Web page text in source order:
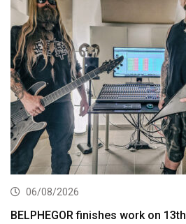
06/08/2026
BELPHEGOR finishes work on